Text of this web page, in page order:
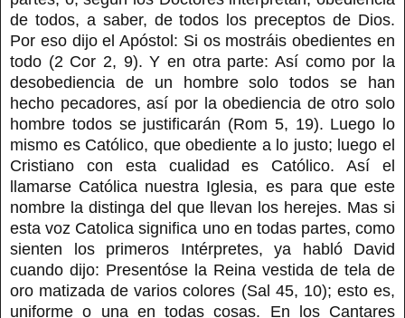
de todos, a saber, de todos los preceptos de Dios.
Por eso dijo el Apóstol: Si os mostráis obedientes en
todo (2 Cor 2, 9). Y en otra parte: Así como por la
desobediencia de un hombre solo todos se han
hecho pecadores, así por la obediencia de otro solo
hombre todos se justificarán (Rom 5, 19). Luego lo
mismo es Católico, que obediente a lo justo; luego el
Cristiano con esta cualidad es Católico. Así el
llamarse Católica nuestra Iglesia, es para que este
nombre la distinga del que llevan los herejes. Mas si
esta voz Catolica significa uno en todas partes, como
sienten los primeros Intérpretes, ya habló David
cuando dijo: Presentóse la Reina vestida de tela de
oro matizada de varios colores (Sal 45, 10); esto es,
uniforme o una en todas cosas. En los Cantares